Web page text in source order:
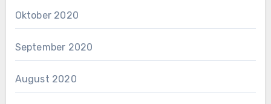
Oktober 2020
September 2020
August 2020